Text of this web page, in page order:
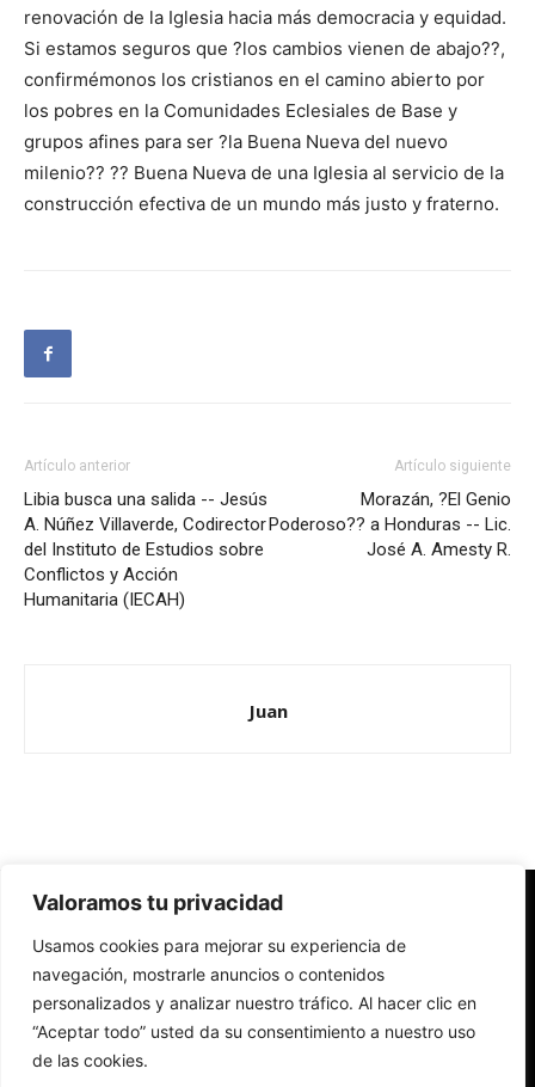
Valoramos tu privacidad
Usamos cookies para mejorar su experiencia de
navegación, mostrarle anuncios o contenidos
personalizados y analizar nuestro tráfico. Al hacer clic en
“Aceptar todo” usted da su consentimiento a nuestro uso
de las cookies.
renovación de la Iglesia hacia más democracia y equidad.
Si estamos seguros que ?los cambios vienen de abajo??,
confirmémonos los cristianos en el camino abierto por
los pobres en la Comunidades Eclesiales de Base y
grupos afines para ser ?la Buena Nueva del nuevo
milenio?? ?? Buena Nueva de una Iglesia al servicio de la
construcción efectiva de un mundo más justo y fraterno.
Artículo anterior
Libia busca una salida -- Jesús
A. Núñez Villaverde, Codirector
del Instituto de Estudios sobre
Conflictos y Acción
Humanitaria (IECAH)
Artículo siguiente
Morazán, ?El Genio
Poderoso?? a Honduras -- Lic.
José A. Amesty R.
Juan
Redes Cristianas
Una mirada alternativa sobre la Iglesia católica y la sociedad
- Colectivos de Redes Cristianas